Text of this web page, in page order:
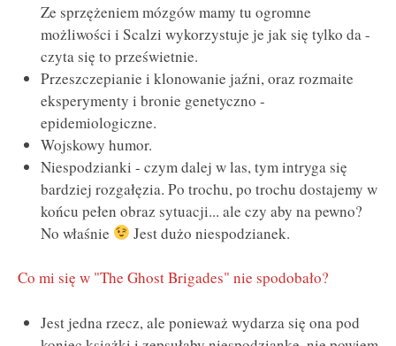
Ze sprzężeniem mózgów mamy tu ogromne
możliwości i Scalzi wykorzystuje je jak się tylko da -
czyta się to prześwietnie.
Przeszczepianie i klonowanie jaźni, oraz rozmaite
eksperymenty i bronie genetyczno -
epidemiologiczne.
Wojskowy humor.
Niespodzianki - czym dalej w las, tym intryga się
bardziej rozgałęzia. Po trochu, po trochu dostajemy w
końcu pełen obraz sytuacji... ale czy aby na pewno?
No właśnie
Jest dużo niespodzianek.
Co mi się w "The Ghost Brigades" nie spodobało?
Jest jedna rzecz, ale ponieważ wydarza się ona pod